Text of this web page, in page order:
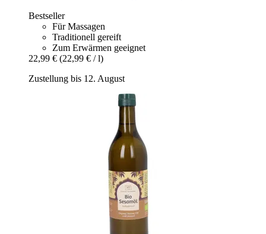
Bestseller
Für Massagen
Traditionell gereift
Zum Erwärmen geeignet
22,99 € (22,99 € / l)
Zustellung bis 12. August